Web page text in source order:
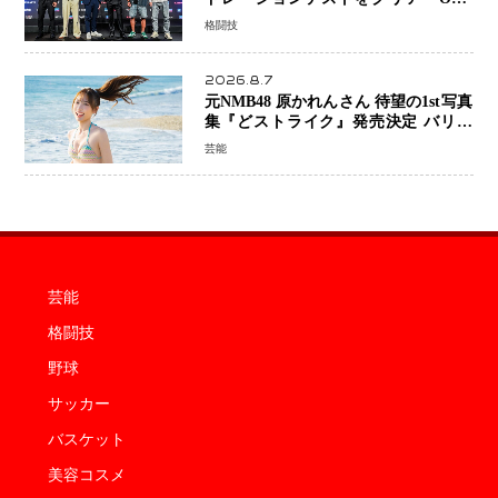
SAMURAI 2」決戦へ万全の準備整う
格闘技
2026.8.7
元NMB48 原かれんさん 待望の1st写真
集『どストライク』発売決定 バリで
魅せる25歳の新境地
芸能
芸能
格闘技
野球
サッカー
バスケット
美容コスメ